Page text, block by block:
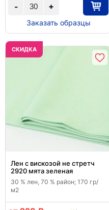
+
-
Заказать образцы
CКИДКА
Лен с вискозой не стретч
2920 мята зеленая
30 % лен, 70 % район; 170 гр/
м2